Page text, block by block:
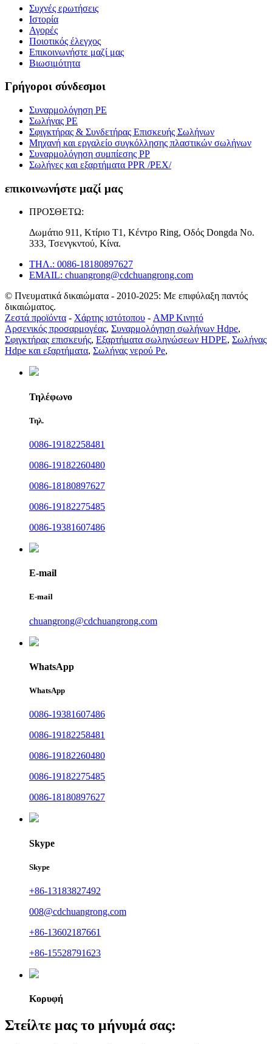
Συχνές ερωτήσεις
Ιστορία
Αγορές
Ποιοτικός έλεγχος
Επικοινωνήστε μαζί μας
Βιωσιμότητα
Γρήγοροι σύνδεσμοι
Συναρμολόγηση PE
Σωλήνας PE
Σφιγκτήρας & Συνδετήρας Επισκευής Σωλήνων
Μηχανή και εργαλείο συγκόλλησης πλαστικών σωλήνων
Συναρμολόγηση συμπίεσης PP
Σωλήνες και εξαρτήματα PPR /PEX/
επικοινωνήστε μαζί μας
ΠΡΟΣΘΕΤΩ:
Δωμάτιο 911, Κτίριο T1, Κέντρο Ring, Οδός Dongda Νο.
333, Τσενγκντού, Κίνα.
ΤΗΛ.: 0086-18180897627
EMAIL: chuangrong@cdchuangrong.com
© Πνευματικά δικαιώματα - 2010-2025: Με επιφύλαξη παντός
δικαιώματος.
Ζεστά προϊόντα - Χάρτης ιστότοπου - AMP Κινητό
Αρσενικός προσαρμογέας, Συναρμολόγηση σωλήνων Hdpe,
Σφιγκτήρας επισκευής, Εξαρτήματα σωληνώσεων HDPE, Σωλήνας
Hdpe και εξαρτήματα, Σωλήνας νερού Pe,
Τηλέφωνο
Τηλ.
0086-19182258481
0086-19182260480
0086-18180897627
0086-19182275485
0086-19381607486
E-mail
E-mail
chuangrong@cdchuangrong.com
WhatsApp
WhatsApp
0086-19381607486
0086-19182258481
0086-19182260480
0086-19182275485
0086-18180897627
Skype
Skype
+86-13183827492
008@cdchuangrong.com
+86-13602187661
+86-15528791623
Κορυφή
Στείλτε μας το μήνυμά σας: